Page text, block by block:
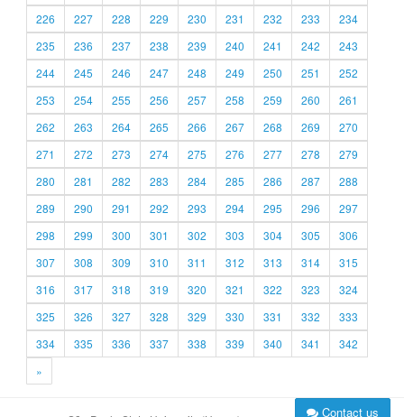
226
227 228 229 230 231 232 233
234
235
236 237 238 239 240 241 242
243
244
245 246 247 248 249 250 251
252
253
254 255 256 257 258 259 260
261
262
263 264 265 266 267 268 269
270
271
272 273 274 275 276 277 278
279
280
281 282 283 284 285 286 287
288
289
290 291 292 293 294 295 296
297
298
299 300 301 302 303 304 305
306
307
308 309 310 311 312 313 314
315
316
317 318 319 320 321 322 323
324
325
326 327 328 329 330 331 332
333
334
335 336 337 338 339 340 341
342
»
Contact us